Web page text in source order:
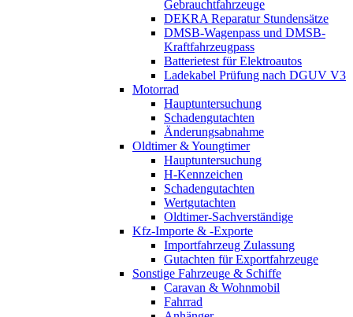
Gebrauchtfahrzeuge
DEKRA Reparatur Stundensätze
DMSB-Wagenpass und DMSB-
Kraftfahrzeugpass
Batterietest für Elektroautos
Ladekabel Prüfung nach DGUV V3
Motorrad
Hauptuntersuchung
Schadengutachten
Änderungsabnahme
Oldtimer & Youngtimer
Hauptuntersuchung
H-Kennzeichen
Schadengutachten
Wertgutachten
Oldtimer-Sachverständige
Kfz-Importe & -Exporte
Importfahrzeug Zulassung
Gutachten für Exportfahrzeuge
Sonstige Fahrzeuge & Schiffe
Caravan & Wohnmobil
Fahrrad